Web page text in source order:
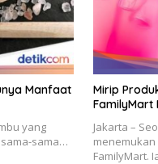
Manfaat
yang
sama…
Mirip
FamilyMart
Jakarta –
FamilyMart.